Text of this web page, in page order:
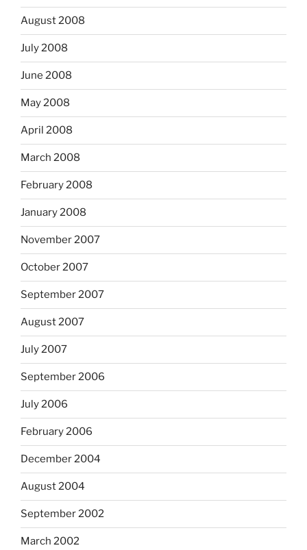
August 2008
July 2008
June 2008
May 2008
April 2008
March 2008
February 2008
January 2008
November 2007
October 2007
September 2007
August 2007
July 2007
September 2006
July 2006
February 2006
December 2004
August 2004
September 2002
March 2002